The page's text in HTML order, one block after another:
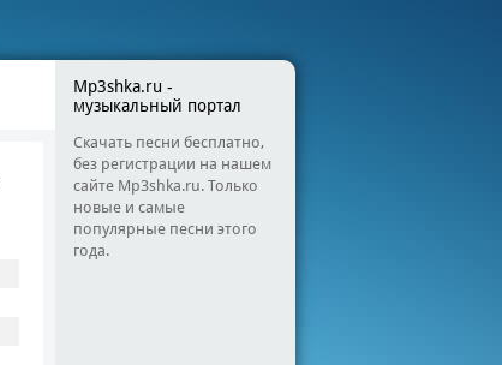
Mp3shka.ru -
музыкальный портал
Скачать песни бесплатно,
без регистрации на нашем
сайте Mp3shka.ru. Только
новые и самые
популярные песни этого
года.